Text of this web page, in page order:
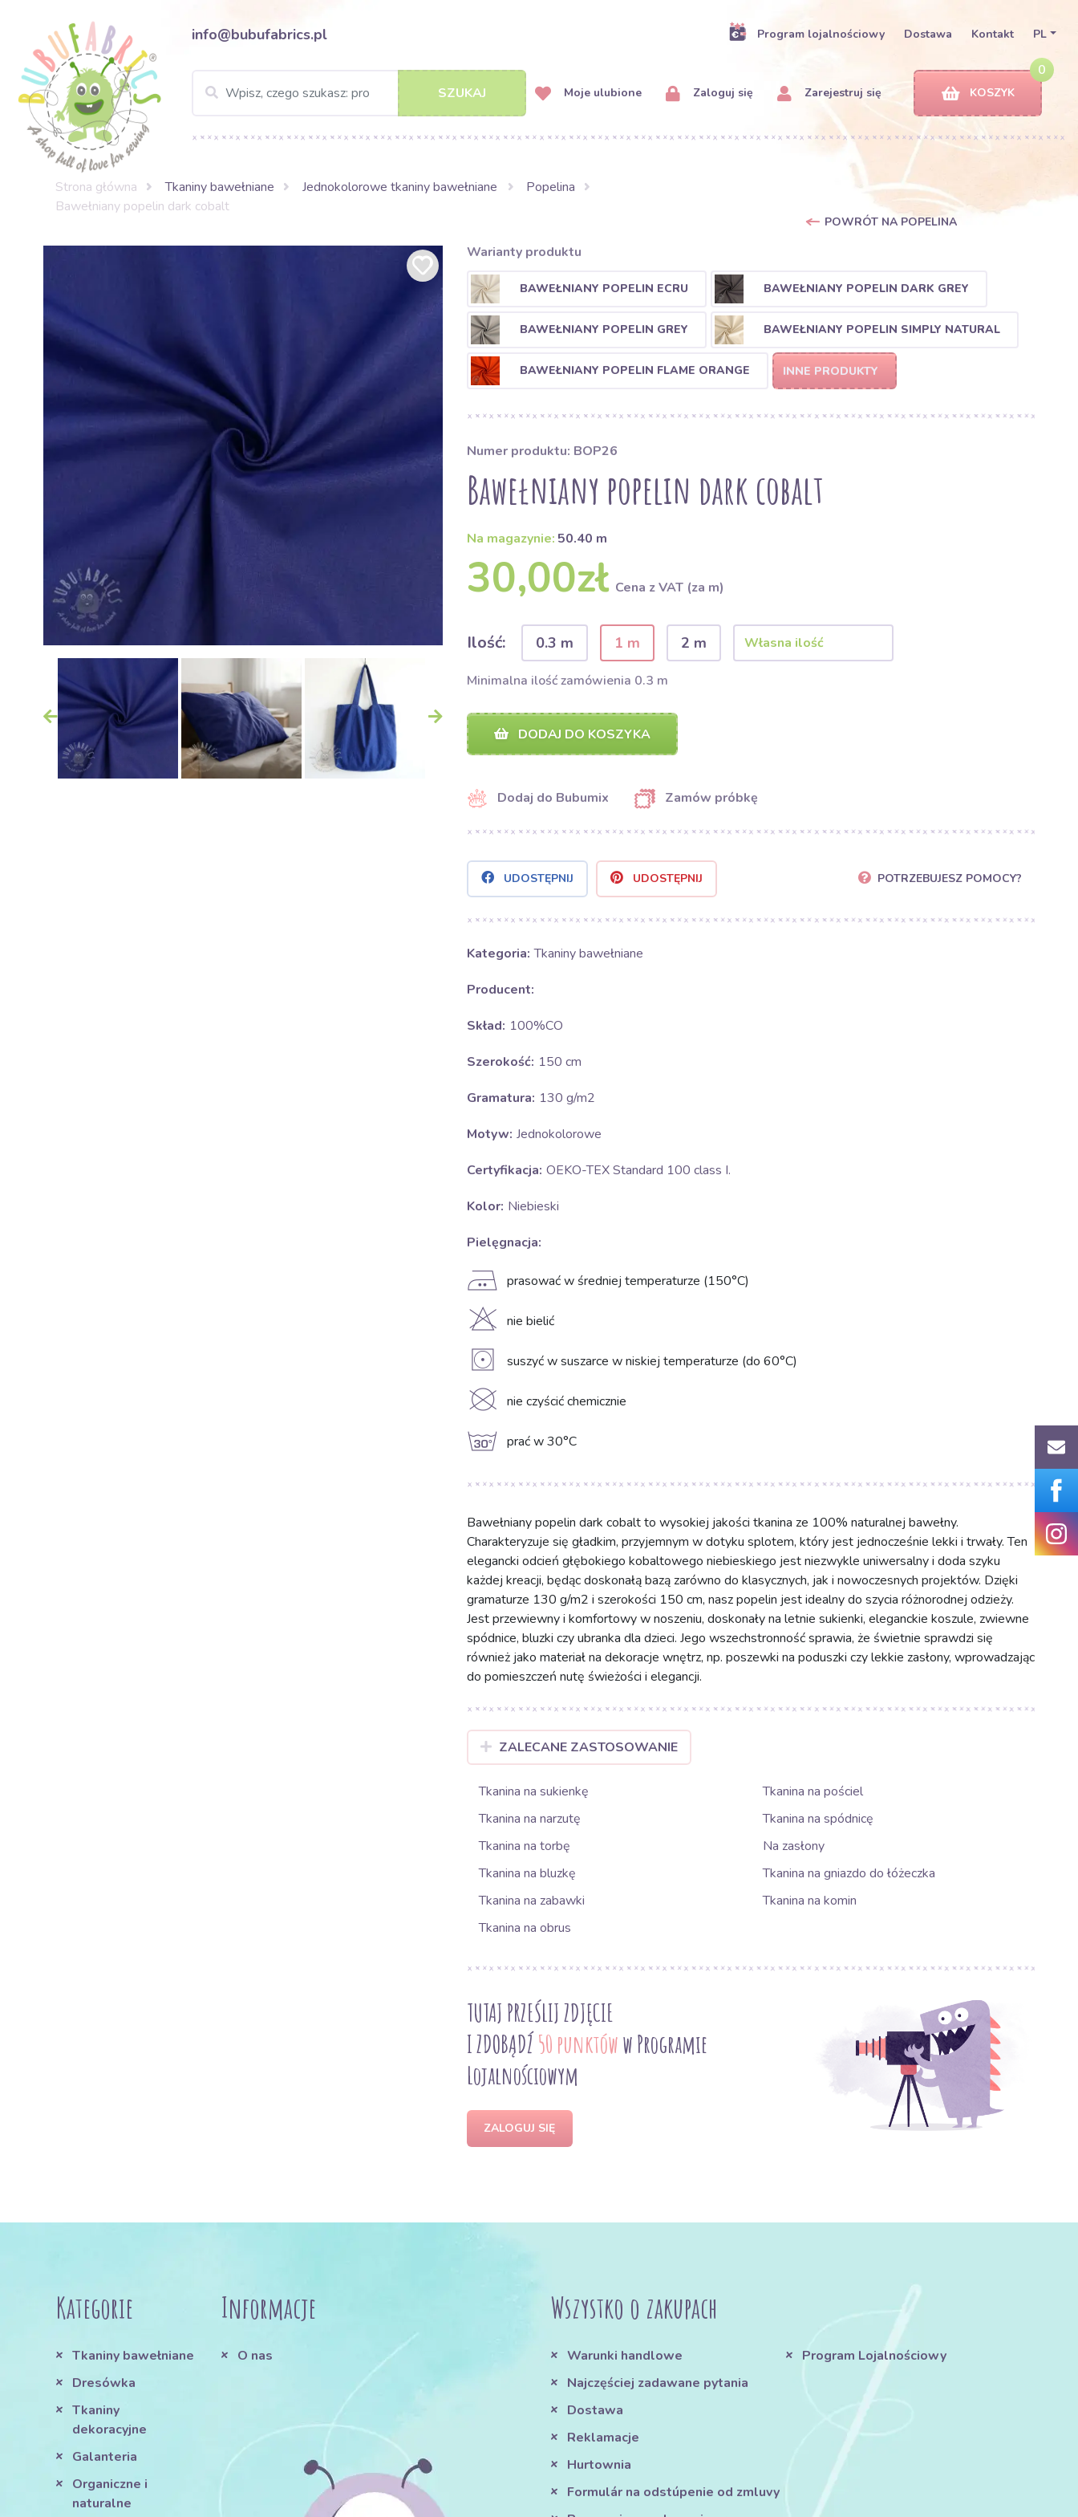
info@bubufabrics.pl Program lojalnościowy Dostawa Kontakt PL
SZUKAJ Moje ulubione Zaloguj się Zarejestruj się
0
KOSZYK
Strona główna Tkaniny bawełniane Jednokolorowe tkaniny bawełniane
Popelina
Bawełniany popelin dark cobalt
POWRÓT NA POPELINA
Warianty produktu
BAWEŁNIANY POPELIN ECRU BAWEŁNIANY POPELIN DARK GREY
BAWEŁNIANY POPELIN GREY BAWEŁNIANY POPELIN SIMPLY NATURAL
BAWEŁNIANY POPELIN FLAME ORANGE INNE PRODUKTY
Numer produktu: BOP26
Bawełniany popelin dark cobalt
Na magazynie: 50.40 m
30,00zł Cena z VAT (za m)
Ilość: 0.3 m 1 m 2 m
Minimalna ilość zamówienia 0.3 m
DODAJ DO KOSZYKA
Dodaj do Bubumix Zamów próbkę
UDOSTĘPNIJ UDOSTĘPNIJ POTRZEBUJESZ POMOCY?
Kategoria: Tkaniny bawełniane
Producent:
Skład: 100%CO
Szerokość: 150 cm
Gramatura: 130 g/m2
Motyw: Jednokolorowe
Certyfikacja: OEKO-TEX Standard 100 class I.
Kolor: Niebieski
Pielęgnacja:
E prasować w średniej temperaturze (150°C)
H nie bielić
V suszyć w suszarce w niskiej temperaturze (do 60°C)
K nie czyścić chemicznie
g prać w 30°C
Bawełniany popelin dark cobalt to wysokiej jakości tkanina ze 100% naturalnej bawełny.
Charakteryzuje się gładkim, przyjemnym w dotyku splotem, który jest jednocześnie lekki i trwały. Ten
elegancki odcień głębokiego kobaltowego niebieskiego jest niezwykle uniwersalny i doda szyku
każdej kreacji, będąc doskonałą bazą zarówno do klasycznych, jak i nowoczesnych projektów. Dzięki
gramaturze 130 g/m2 i szerokości 150 cm, nasz popelin jest idealny do szycia różnorodnej odzieży.
Jest przewiewny i komfortowy w noszeniu, doskonały na letnie sukienki, eleganckie koszule, zwiewne
spódnice, bluzki czy ubranka dla dzieci. Jego wszechstronność sprawia, że świetnie sprawdzi się
również jako materiał na dekoracje wnętrz, np. poszewki na poduszki czy lekkie zasłony, wprowadzając
do pomieszczeń nutę świeżości i elegancji.
ZALECANE ZASTOSOWANIE
Tkanina na sukienkę
Tkanina na pościel
Tkanina na narzutę
Tkanina na spódnicę
Tkanina na torbę
Na zasłony
Tkanina na bluzkę
Tkanina na gniazdo do łóżeczka
Tkanina na zabawki
Tkanina na komin
Tkanina na obrus
TUTAJ PRZEŚLIJ ZDJĘCIE
I ZDOBĄDŹ 50 punktóww Programie
Lojalnościowym
ZALOGUJ SIĘ
Kategorie
Tkaniny bawełniane
Dresówka
Tkaniny
dekoracyjne
Galanteria
Organiczne i
naturalne
Informacje
O nas
Wszystko o zakupach
Warunki handlowe
Najczęściej zadawane pytania
Dostawa
Reklamacje
Hurtownia
Formulár na odstúpenie od zmluvy
Program Lojalnościowy